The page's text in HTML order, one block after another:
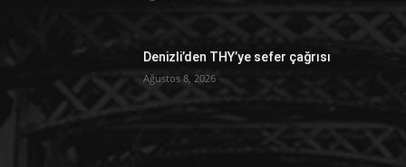
Denizli’den THY’ye sefer çağrısı
Ağustos 8, 2026